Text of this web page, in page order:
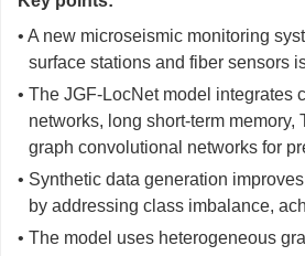
• A new microseismic monitoring
surface stations and fiber sensors
• The JGF-LocNet model integrates
networks, long short-term memory,
graph convolutional networks for
• Synthetic data generation
by addressing class imbalance,
• The model uses heterogeneous